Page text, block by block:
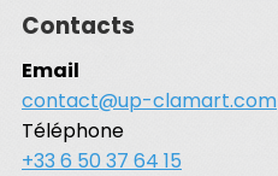
Contacts
Email
contact@up-clamart.com
Téléphone
+33 6 50 37 64 15